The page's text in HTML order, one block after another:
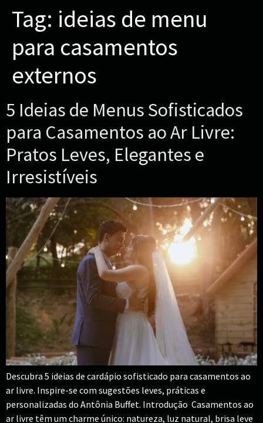
Tag: ideias de menu
para casamentos
externos
5 Ideias de Menus Sofisticados
para Casamentos ao Ar Livre:
Pratos Leves, Elegantes e
Irresistíveis
Descubra 5 ideias de cardápio sofisticado para casamentos ao
ar livre. Inspire-se com sugestões leves, práticas e
personalizadas do Antônia Buffet. Introdução Casamentos ao
ar livre têm um charme único: natureza, luz natural, brisa leve